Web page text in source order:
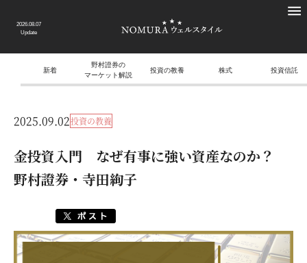
2026.08.07
Update
新着
野村證券の
マーケット解説
投資の教養 株式 投資信託
2025.09.02投資の教養
金投資入門 なぜ有事に強い資産なのか？
野村證券・寺田絢子